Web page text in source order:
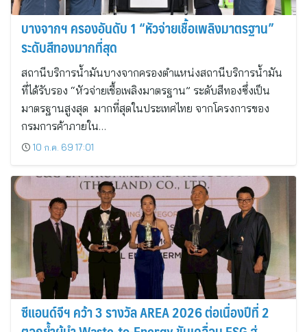
บางจากฯ ครองอันดับ 1 “หัวจ่ายเชื้อเพลิงมาตรฐาน”
ระดับสีทองมากที่สุด
สถานีบริการน้ำมันบางจากครองตำแหน่งสถานีบริการน้ำมัน
ที่ได้รับรอง “หัวจ่ายเชื้อเพลิงมาตรฐาน” ระดับสีทองซึ่งเป็น
มาตรฐานสูงสุด มากที่สุดในประเทศไทย จากโครงการของ
กรมการค้าภายใน…
10 ก.ค. 69 17:01
ซีแอนด์จีฯ คว้า 3 รางวัล AREA 2026 ต่อเนื่องปีที่ 2